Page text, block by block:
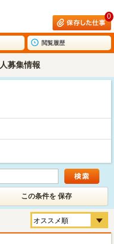
0
閲覧履歴
募集情報
この条件を 保存